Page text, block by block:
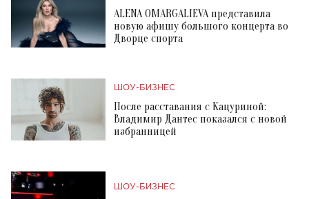
ALENA OMARGALIEVA представила
новую афишу большого концерта во
Дворце спорта
ШОУ-БИЗНЕС
После расставания с Кацуриной:
Владимир Дантес показался с новой
избранницей
ШОУ-БИЗНЕС